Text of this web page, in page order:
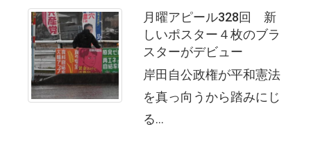
月曜アピール328回 新
しいポスター４枚のブラ
スターがデビュー
岸田自公政権が平和憲法
を真っ向うから踏みにじ
る...